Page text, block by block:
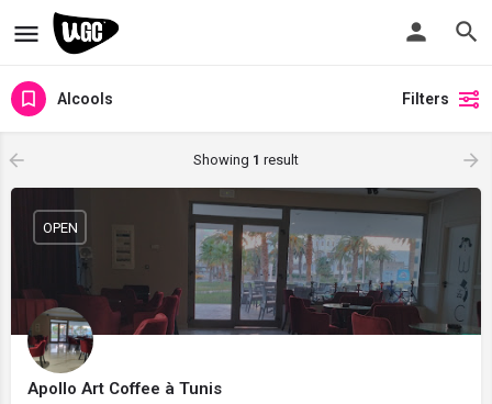
Alcools Filters
Showing 1 result
Apollo Art Coffee à Tunis
OPEN